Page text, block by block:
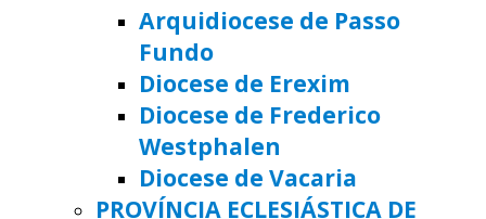
Arquidiocese de Passo
Fundo
Diocese de Erexim
Diocese de Frederico
Westphalen
Diocese de Vacaria
PROVÍNCIA ECLESIÁSTICA DE